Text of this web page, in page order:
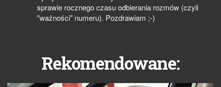
sprawie rocznego czasu odbierania rozmów (czyli
"ważności" numeru). Pozdrawiam ;-)
Rekomendowane: